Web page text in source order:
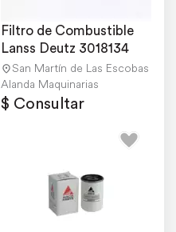
Filtro de Combustible
Lanss Deutz 3018134
San Martín de Las Escobas
Alanda Maquinarias
$ Consultar